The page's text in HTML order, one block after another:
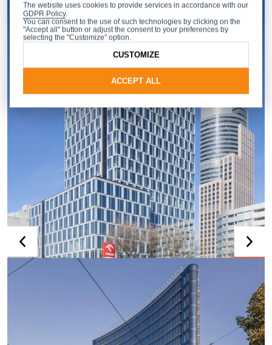
The website uses cookies to provide services in accordance with our
GDPR Policy.
You can consent to the use of such technologies by clicking on the
"Accept all" button or adjust the consent to your preferences by
selecting the "Customize" option.
ACCEPT ALL
CUSTOMIZE